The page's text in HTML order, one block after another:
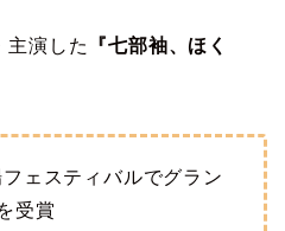
主演した
『七部袖、ほく
ェスティバルでグラン
受賞